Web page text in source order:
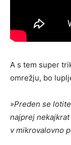
A s tem super
omrežju, bo
»Preden se
najprej
v mikrovalovno